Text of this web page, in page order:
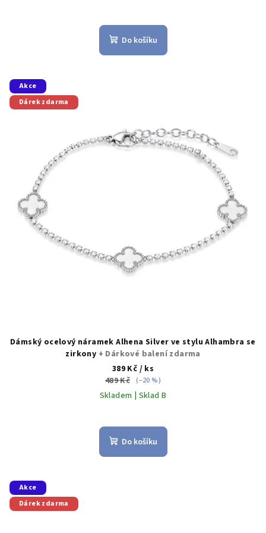
Do košíku
Akce
Dárek zdarma
Dámský ocelový náramek Alhena Silver ve stylu Alhambra se
zirkony + Dárkové balení zdarma
389 Kč / ks
489 Kč (–20 %)
Skladem | Sklad B
Do košíku
Akce
Dárek zdarma